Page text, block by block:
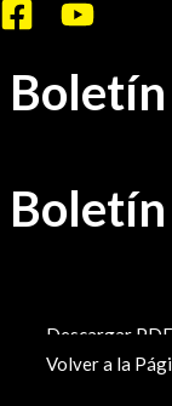
Ir
contenido
Descargar PDF
Volver a la